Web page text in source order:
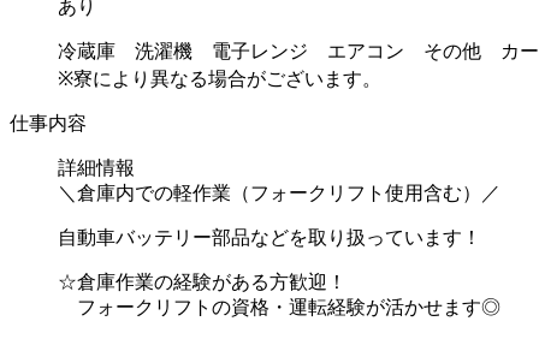
あり
冷蔵庫 洗濯機 電子レンジ エアコン その他 カー
※寮により異なる場合がございます。
仕事内容
詳細情報
＼倉庫内での軽作業（フォークリフト使用含む）／
自動車バッテリー部品などを取り扱っています！
☆倉庫作業の経験がある方歓迎！
フォークリフトの資格・運転経験が活かせます◎